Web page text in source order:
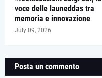
voce delle launeddas tra
memoria e innovazione
July 09, 2026
Posta un commento